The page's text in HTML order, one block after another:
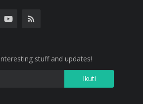
stuff and updates!